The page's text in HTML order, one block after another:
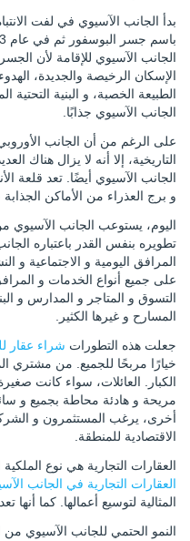
الجانب الآسيوي للإقامة لأن
الإسكان الرخيصة والجديدة،
الطبيعة الخصبة، و البنية
الجانب الآسيوي جذابًا.
على الرغم من أن الجانب
التاريخية، إلا أنه لا يزال هناك
الجانب الآسيوي أيضًا. تعد قلعة
و برج العذراء من الأماكن
اليوم، يستوعب الجانب الآسيوي
تطويره بنفس القدر باعتباره
المرافق اليومية و الاجتماعية و
على جميع أنواع الخدمات و
التسوق و المتاجر و المدارس و
المسارح و غيرها الكثير.
جعلت هذه التطورات شراء عقار
خيارًا مربحًا للجميع. من مشتري
الكبار. العائلات، سواء كانت
مريحة و هادئة محاطة بجميع و
أخرى، يرغب المستثمرون و
الاقتصادية للمنطقة.
العقارات التجارية هي نوع
العقارات التجارية في الجانب
المثالية لتوسيع أعمالها. كما أنها
النمو الحتمي للجانب الآسيوي من